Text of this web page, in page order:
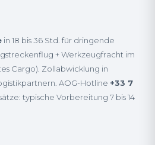
in 18 bis 36 Std. für dringende
+ Werkzeugfracht im
Cargo). Zollabwicklung in
AOG-Hotline +33 7
typische Vorbereitung 7 bis 14